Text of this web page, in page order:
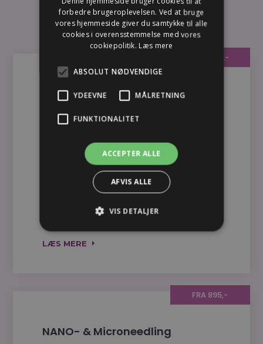
SE ALLE PRISER
FRA 400,-
Ansigtsbehandling
Konsultation 0,-
Phformula (60 min) 600,-
Phformula (75 min) 675,-
Phformula Touch (30 min) 400,-
LÆS MERE
FRA 895,-
NANO- & Microneedling
forbedre brugeroplevelsen. Ved at bruge
vores hjemmeside giver du samtykke til alle
cookies i overensstemmelse med vores
cookiepolitik. Læs mere
ABSOLUT NØDVENDIGE
YDEEVNE MÅLRETNING
FUNKTIONALITET
ACCEPTER ALLE
AFVIS ALLE
VIS DETALJER